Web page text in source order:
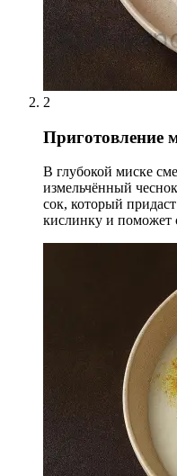
2
Приготовление
В глубокой миске
измельчённый
сок, который
кислинку и поможет